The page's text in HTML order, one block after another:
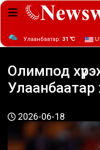
Улаанбаатар: 31 ℃
Олимпод
Улаанбаатар
2026-06-18